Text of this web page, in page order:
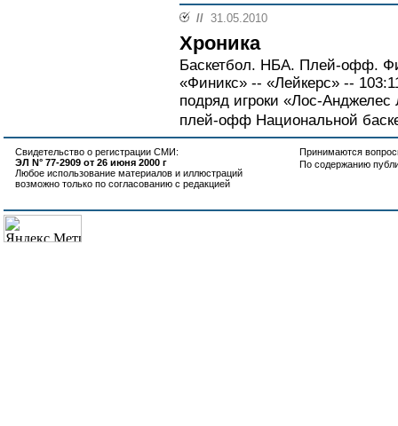
// 31.05.2010
Хроника
Баскетбол. НБА. Плей-офф.
«Финикс» -- «Лейкерс» --
подряд игроки «Лос-
плей-офф Национальной
Свидетельство о регистрации СМИ:
ЭЛ N° 77-2909 от 26 июня 2000 г
Любое использование материалов и иллюстраций
возможно только по согласованию с редакцией
Принимаются
По содержанию